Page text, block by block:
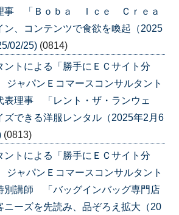
事 「Ｂｏｂａ Ｉｃｅ Ｃｒｅａ
ン、コンテンツで食欲を喚起（2025
02/25) (0814)
ントによる「勝手にＥＣサイト分
ャパンＥコマースコンサルタント
理事 「レント・ザ・ランウェ
ズできる洋服レンタル（2025年2月6
(0813)
ントによる「勝手にＥＣサイト分
ャパンＥコマースコンサルタント
講師 「バッグインバッグ専門店
ーズを先読み、品ぞろえ拡大（20